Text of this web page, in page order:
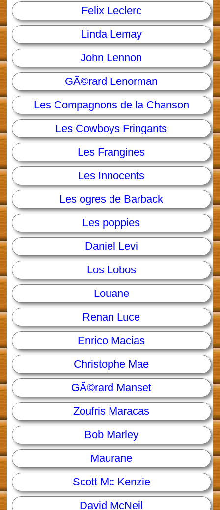
Felix Leclerc
Linda Lemay
John Lennon
GÃ©rard Lenorman
Les Compagnons de la Chanson
Les Cowboys Fringants
Les Frangines
Les Innocents
Les ogres de Barback
Les poppies
Daniel Levi
Los Lobos
Louane
Renan Luce
Enrico Macias
Christophe Mae
GÃ©rard Manset
Zoufris Maracas
Bob Marley
Maurane
Scott Mc Kenzie
David McNeil